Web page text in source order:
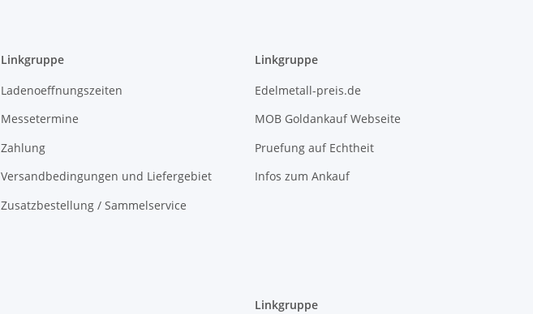
Linkgruppe
Ladenoeffnungszeiten
Messetermine
Zahlung
Versandbedingungen und Liefergebiet
Zusatzbestellung / Sammelservice
Linkgruppe
Edelmetall-preis.de
MOB Goldankauf Webseite
Pruefung auf Echtheit
Infos zum Ankauf
Linkgruppe